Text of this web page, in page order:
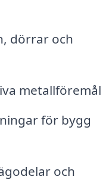
dörrar och
metallföremål
för bygg
och